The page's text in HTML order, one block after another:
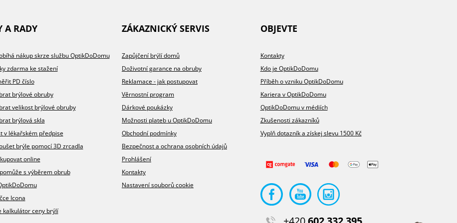
A RADY
nákup skrze službu OptikDoDomu
zdarma ke stažení
PD číslo
brýlové obruby
velikost brýlové obruby
brýlová skla
v lékařském předpise
brýle pomocí 3D zrcadla
online
s výběrem obrub
Icona
kalkulátor ceny brýlí
ZÁKAZNICKÝ SERVIS
Zapůjčení brýlí domů
Doživotní garance na obruby
Reklamace - jak postupovat
Věrnostní program
Dárkové poukázky
Možnosti plateb u OptikDoDomu
Obchodní podmínky
Bezpečnost a ochrana osobních údajů
Prohlášení
Kontakty
Nastavení souborů cookie
OBJEVTE
Kontakty
Kdo je OptikDoDomu
Příběh o vzniku OptikDoDomu
Kariera v OptikDoDomu
OptikDoDomu v médiích
Zkušenosti zákazníků
Vyplň dotazník a získej slevu 1500 Kč